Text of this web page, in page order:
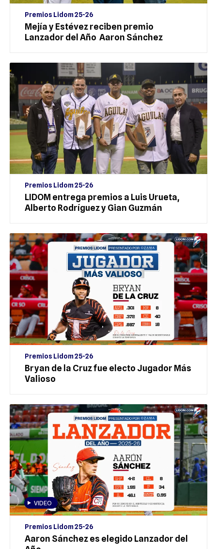
Premios Lidom 25-26
Mejía y Estévez reciben premio
Lanzador del Año Aaron Sánchez
Premios Lidom 25-26
LIDOM entrega premios a Luis Urueta,
Alberto Rodríguez y Gian Guzmán
Premios Lidom 25-26
Bryan de la Cruz fue electo Jugador Más
Valioso
VIDEO
Premios Lidom 25-26
Aaron Sánchez es elegido Lanzador del